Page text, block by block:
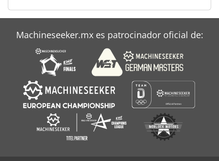
Machineseeker.mx es patrocinador oficial de: